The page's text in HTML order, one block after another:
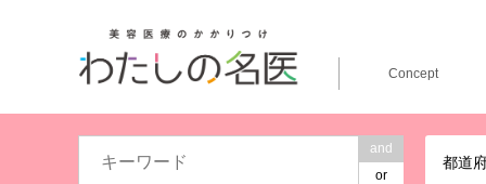
and
or
都道
Concept